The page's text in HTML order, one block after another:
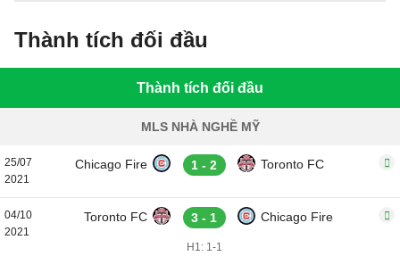
Thành tích đối đầu
Thành tích đối đầu
MLS NHÀ NGHỀ MỸ
25/07
2021
Chicago Fire 1 - 2 Toronto FC
04/10
2021
Toronto FC 3 - 1 Chicago Fire
H1: 1-1